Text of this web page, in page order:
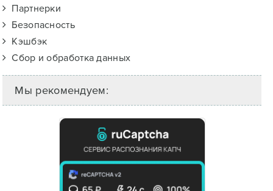
Партнерки
Безопасность
Кэшбэк
Сбор и обработка данных
Мы рекомендуем: